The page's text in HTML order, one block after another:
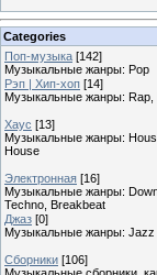
Categories
Поп-музыка [142]
Музыкальные жанры: Pop
Рэп | Хип-хоп [14]
Музыкальные жанры: Rap,
Хаус [13]
Музыкальные жанры:
House
Электронная [16]
Музыкальные жанры:
Techno, Breakbeat
Джаз [0]
Музыкальные жанры: Jazz
Сборники [106]